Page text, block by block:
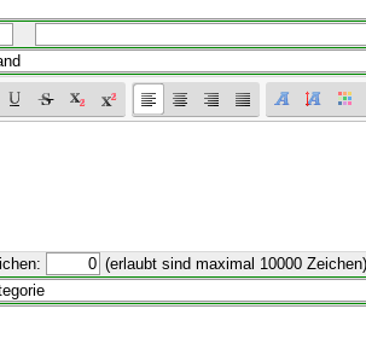
(erlaubt sind maximal 10000 Zeichen)